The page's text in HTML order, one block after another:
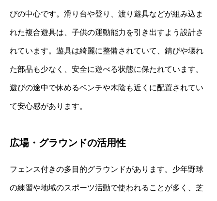
びの中心です。滑り台や登り、渡り遊具などが組み込ま
れた複合遊具は、子供の運動能力を引き出すよう設計さ
れています。遊具は綺麗に整備されていて、錆びや壊れ
た部品も少なく、安全に遊べる状態に保たれています。
遊びの途中で休めるベンチや木陰も近くに配置されてい
て安心感があります。
広場・グラウンドの活用性
フェンス付きの多目的グラウンドがあります。少年野球
の練習や地域のスポーツ活動で使われることが多く、芝